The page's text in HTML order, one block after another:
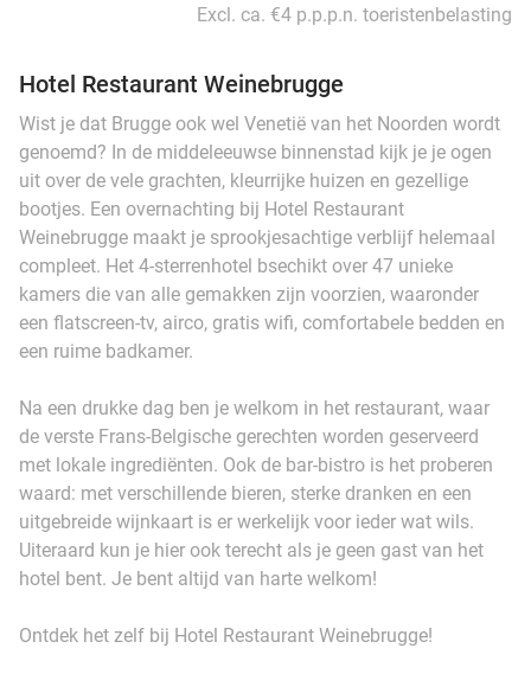
Excl. ca. €4 p.p.p.n. toeristenbelasting
Hotel Restaurant Weinebrugge
Wist je dat Brugge ook wel Venetië van het Noorden wordt
genoemd? In de middeleeuwse binnenstad kijk je je ogen
uit over de vele grachten, kleurrijke huizen en gezellige
bootjes. Een overnachting bij Hotel Restaurant
Weinebrugge maakt je sprookjesachtige verblijf helemaal
compleet. Het 4-sterrenhotel bsechikt over 47 unieke
kamers die van alle gemakken zijn voorzien, waaronder
een flatscreen-tv, airco, gratis wifi, comfortabele bedden en
een ruime badkamer.
Na een drukke dag ben je welkom in het restaurant, waar
de verste Frans-Belgische gerechten worden geserveerd
met lokale ingrediënten. Ook de bar-bistro is het proberen
waard: met verschillende bieren, sterke dranken en een
uitgebreide wijnkaart is er werkelijk voor ieder wat wils.
Uiteraard kun je hier ook terecht als je geen gast van het
hotel bent. Je bent altijd van harte welkom!
Ontdek het zelf bij Hotel Restaurant Weinebrugge!